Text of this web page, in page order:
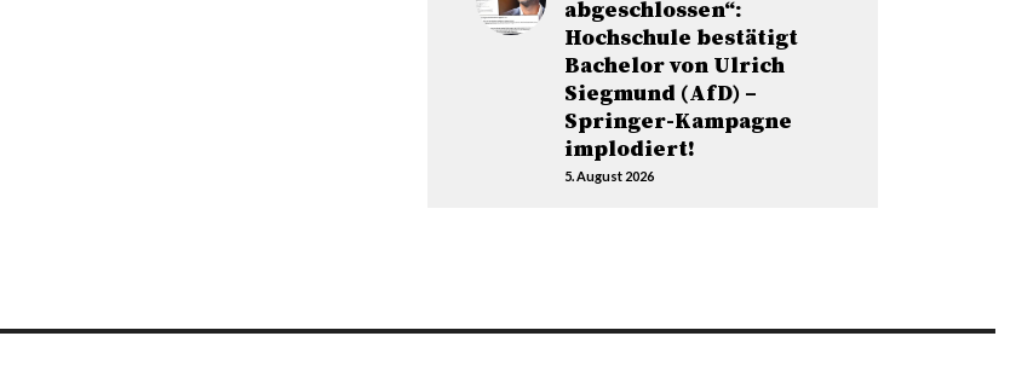
abgeschlossen“:
Hochschule bestätigt
Bachelor von Ulrich
Siegmund (AfD) –
Springer-Kampagne
implodiert!
5. August 2026